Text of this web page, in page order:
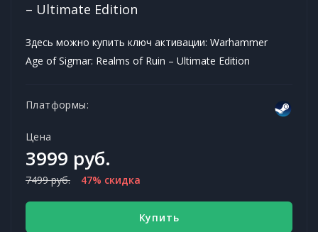
– Ultimate Edition
Здесь можно купить ключ активации: Warhammer
Age of Sigmar: Realms of Ruin – Ultimate Edition
Платформы:
Цена
3999 руб.
7499 руб. 47% скидка
Купить